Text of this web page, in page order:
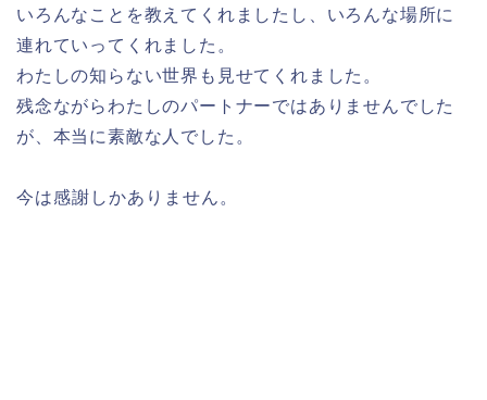
いろんなことを教えてくれましたし、いろんな場所に
連れていってくれました。
わたしの知らない世界も見せてくれました。
残念ながらわたしのパートナーではありませんでした
が、本当に素敵な人でした。
今は感謝しかありません。